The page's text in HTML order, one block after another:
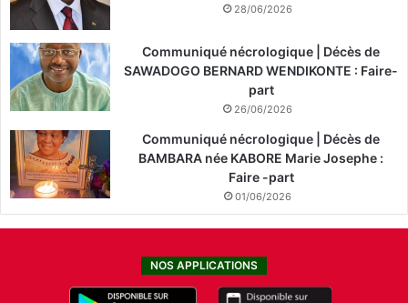
28/06/2026
Communiqué nécrologique | Décès de
SAWADOGO BERNARD WENDIKONTE : Faire-
part
26/06/2026
Communiqué nécrologique | Décès de
BAMBARA née KABORE Marie Josephe :
Faire -part
01/06/2026
NOS APPLICATIONS